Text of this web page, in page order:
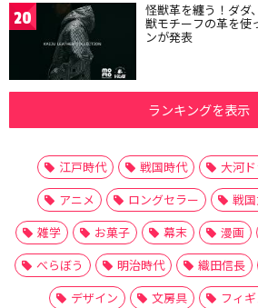
20 怪獣革を纏う！ダ
獣モチーフの革を使
ンが発表
ランキングを表示
江戸時代 戦国時代 大河
アニメ
ロングセラー 戦
雑学
お菓子 幕末 漫画
べらぼう
明治時代 織田信長
デザイン
文房具 フィ